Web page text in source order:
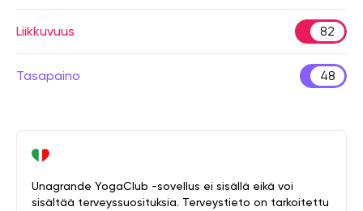
Liikkuvuus 82
Tasapaino 48
Unagrande YogaClub -sovellus ei sisällä eikä voi
sisältää terveyssuosituksia. Terveystieto on tarkoitettu